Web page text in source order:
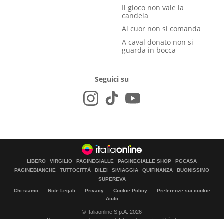
Il gioco non vale la
candela
Al cuor non si comanda
A caval donato non si
guarda in bocca
Seguici su
LIBERO VIRGILIO PAGINEGIALLE PAGINEGIALLE SHOP
PGCASA
PAGINEBIANCHE
TUTTOCITTÀ DILEI SIVIAGGIA QUIFINANZA
BUONISSIMO
SUPEREVA
Chi siamo Note Legali Privacy Cookie Policy
Preferenze sui cookie
Aiuto
© Italiaonline S.p.A. 2026